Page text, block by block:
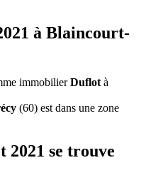
à Blaincourt-
immobilierDuflot à
(60) est dans une zone
2021 se trouve